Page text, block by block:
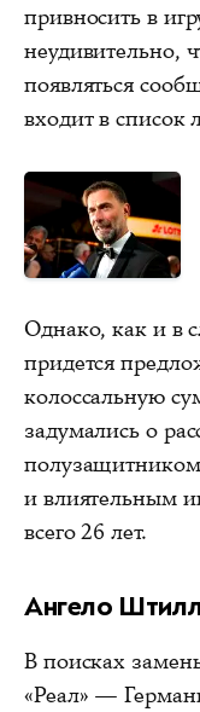
привносить в
неудивительно,
появляться
входит в список
Однако, как и в
придется
колоссальную
задумались о
и влиятельным
всего 26 лет.
Ангело
В поисках
«Реал» —